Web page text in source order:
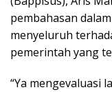
pembahasan
menyeluruh
pemerintah yang
“Ya mengevaluasi